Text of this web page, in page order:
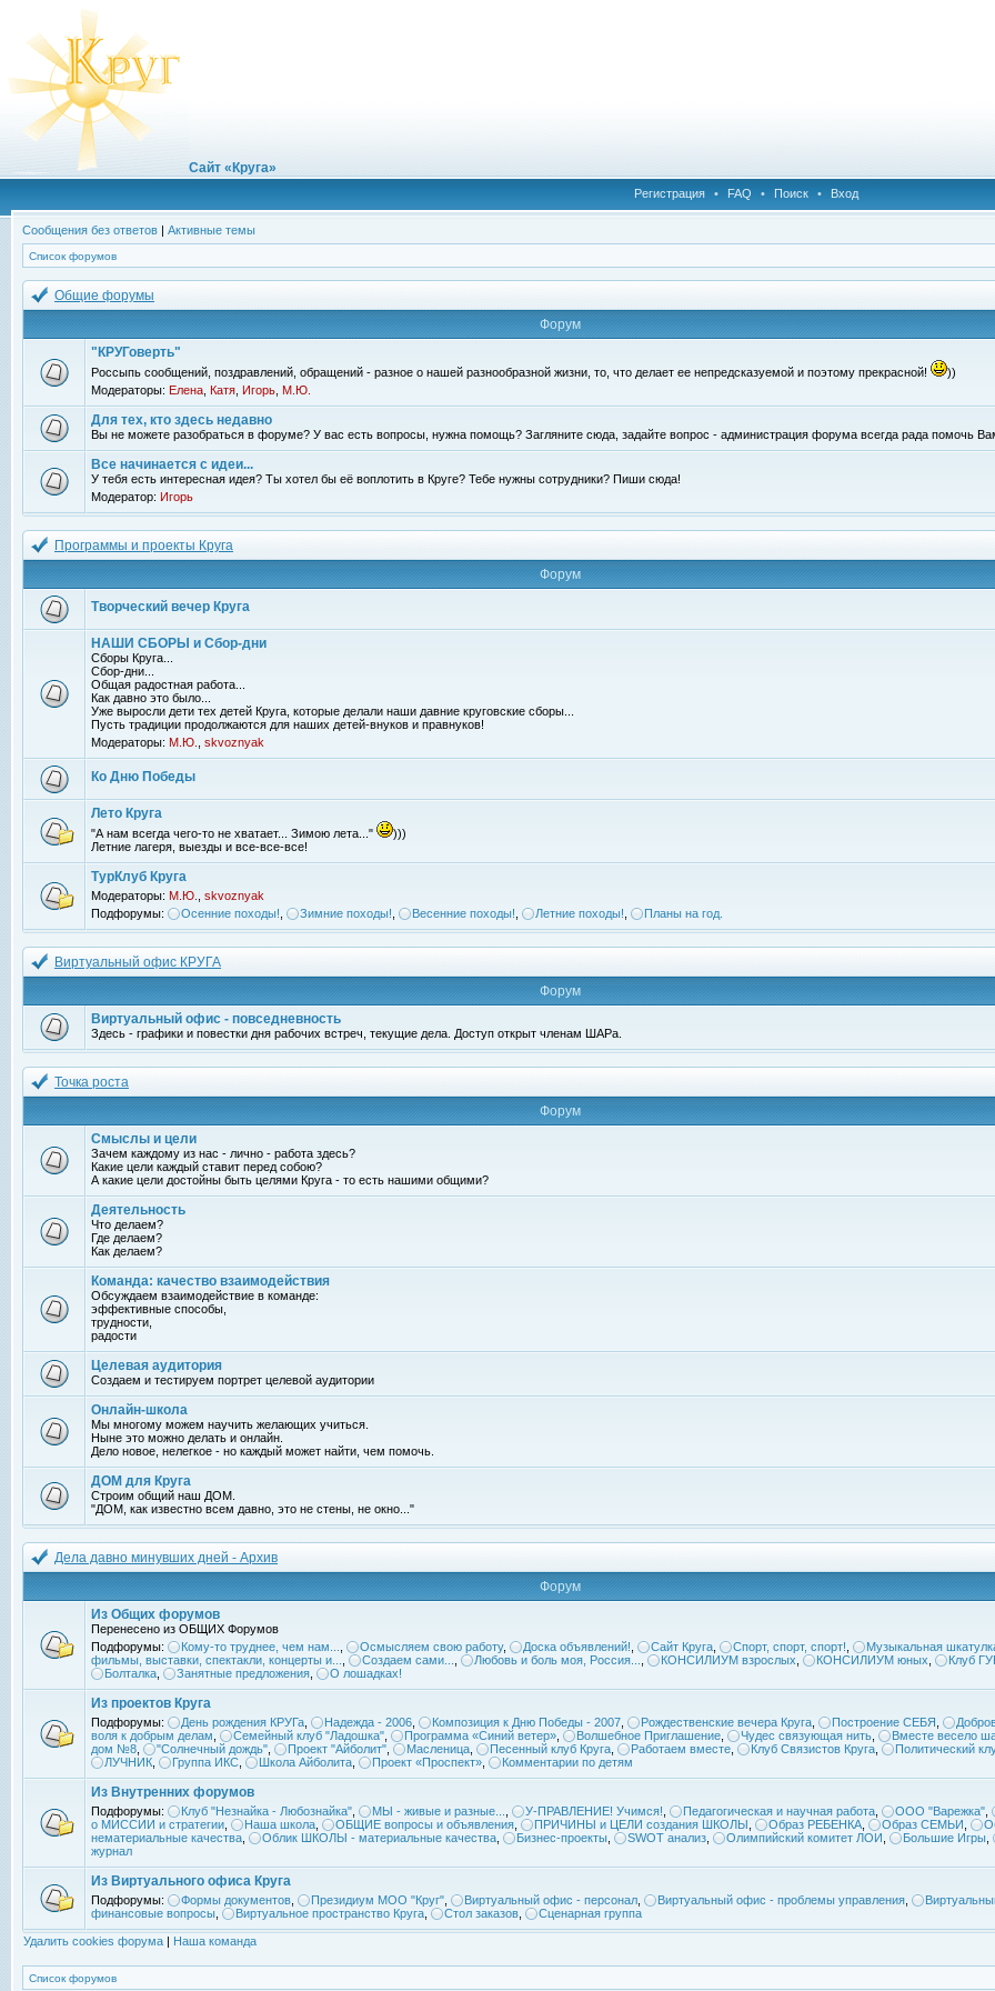
Сайт «Круга»
Регистрация • FAQ • Поиск • Вход
Сообщения без ответов | Активные темы
Список форумов
Общие форумы
Форум
"КРУГоверть"
Россыпь сообщений, поздравлений, обращений - разное о нашей разнообразной жизни, то, что делает ее непредсказуемой и поэтому прекрасной!
))
Модераторы: Елена Катя Игорь М.Ю.
Для тех, кто здесь недавно
Вы не можете разобраться в форуме? У вас есть вопросы, нужна помощь? Загляните сюда, задайте вопрос - администрация форума всегда рада помочь
Все начинается с идеи...
У тебя есть интересная идея? Ты хотел бы её воплотить в Круге? Тебе нужны сотрудники? Пиши сюда!
Модератор: Игорь
Программы и проекты Круга
Форум
Творческий вечер Круга
НАШИ СБОРЫ и Сбор-дни
Сборы Круга...
Сбор-дни...
Общая радостная работа...
Как давно это было...
Уже выросли дети тех детей Круга, которые делали наши давние круговские сборы...
Пусть традиции продолжаются для наших детей-внуков и правнуков!
Модераторы: М.Ю. skvoznyak
Ко Дню Победы
Лето Круга
"А нам всегда чего-то не хватает... Зимою лета..."
)))
Летние лагеря, выезды и все-все-все!
ТурКлуб Круга
Модераторы: М.Ю.
skvoznyak
Подфорумы:
Осенние походы! Зимние походы! Весенние походы! Летние походы! Планы на год.
Виртуальный офис КРУГА
Форум
Виртуальный офис - повседневность
Здесь - графики и повестки дня рабочих встреч, текущие дела. Доступ открыт членам ШАРа.
Точка роста
Форум
Смыслы и цели
Зачем каждому из нас - лично - работа здесь?
Какие цели каждый ставит перед собою?
А какие цели достойны быть целями Круга - то есть нашими общими?
Деятельность
Что делаем?
Где делаем?
Как делаем?
Команда: качество взаимодействия
Обсуждаем взаимодействие в команде:
эффективные способы,
трудности,
радости
Целевая аудитория
Создаем и тестируем портрет целевой аудитории
Онлайн-школа
Мы многому можем научить желающих учиться.
Ныне это можно делать и онлайн.
Дело новое, нелегкое - но каждый может найти, чем помочь.
ДОМ для Круга
Строим общий наш ДОМ.
"ДОМ, как известно всем давно, это не стены, не окно..."
Дела давно минувших дней - Архив
Форум
Из Общих форумов
Перенесено из ОБЩИХ Форумов
Подфорумы:
Кому-то труднее, чем нам... Осмысляем свою работу, Доска объявлений! Сайт Круга Спорт, спорт, спорт!
Музыкальная
фильмы, выставки, спектакли, концерты и...
Создаем сами... Любовь и боль моя, Россия... КОНСИЛИУМ взрослых КОНСИЛИУМ юных
Клуб
Болталка
Занятные предложения О лошадках!
Из проектов Круга
Подфорумы: День рождения КРУГа Надежда - 2006 Композиция к Дню Победы - 2007 Рождественские вечера Круга Построение СЕБЯ
воля к добрым делам
Семейный клуб "Ладошка" Программа «Синий ветер» Волшебное Приглашение Чудес связующая нить
Вместе весело
дом №8
"Солнечный дождь" Проект "Айболит" Масленица Песенный клуб Круга Работаем вместе Клуб Связистов Круга
Политический
ЛУЧНИК
Группа ИКС Школа Айболита Проект «Проспект» Комментарии по детям
Из Внутренних форумов
Подфорумы: Клуб "Незнайка - Любознайка" МЫ - живые и разные... У-ПРАВЛЕНИЕ! Учимся! Педагогическая и научная работа ООО "Варежка"
о МИССИИ и стратегии
Наша школа ОБЩИЕ вопросы и объявления ПРИЧИНЫ и ЦЕЛИ создания ШКОЛЫ Образ РЕБЕНКА Образ СЕМЬИ
нематериальные качества
Облик ШКОЛЫ - материальные качества Бизнес-проекты SWOT анализ Олимпийский комитет ЛОИ Большие Игры
журнал
Из Виртуального офиса Круга
Подфорумы: Формы документов Президиум МОО "Круг" Виртуальный офис - персонал Виртуальный офис - проблемы управления
финансовые вопросы
Виртуальное пространство Круга Стол заказов Сценарная группа
Удалить cookies форума | Наша команда
Список форумов